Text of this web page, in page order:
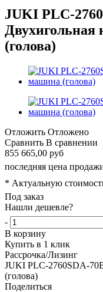
JUKI PLC-
Двухигольная
(голова)
Отложить Отложено
Сравнить В сравнении
855 665,00 руб
последняя цена
* Актуальную
Под заказ
Нашли дешевле?
-
В корзину
Купить в 1 клик
Рассрочка/Лизинг
JUKI PLC-2760SDA-
(голова)
Поделиться